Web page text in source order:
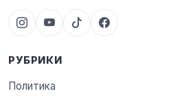
РУБРИКИ
Политика